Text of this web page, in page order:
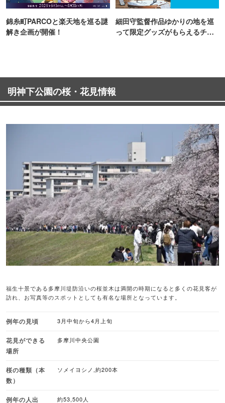
錦糸町PARCOと楽天地を巡る謎
解き企画が開催！
細田守監督作品ゆかりの地を巡
って限定グッズがもらえるチャ
明神下公園の桜・花見情報
福生十景である多摩川堤防沿いの桜並木は満開の時期になると多くの花見客が
訪れ、お写真等のスポットとしても有名な場所となっています。
例年の見頃 3月中旬から4月上旬
花見ができる
場所
多摩川中央公園
桜の種類（本
数）
ソメイヨシノ,約200本
例年の人出 約53,500人